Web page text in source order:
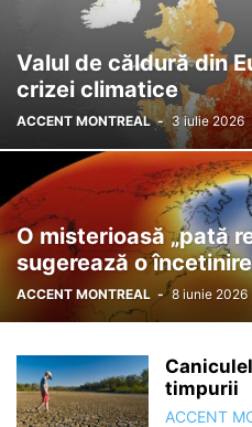
Valul de căldură din
crizei climatice
ACCENT MONTREAL - 3 iulie 2026
O misterioasă „pată
sugerează o
ACCENT MONTREAL - 8 iunie 2026
timpurii
ACCENT